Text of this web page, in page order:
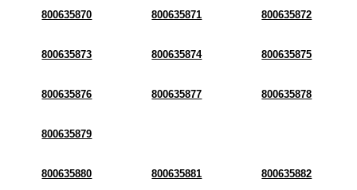
800635870 800635871 800635872
800635873 800635874 800635875
800635876 800635877 800635878
800635879
800635880 800635881 800635882